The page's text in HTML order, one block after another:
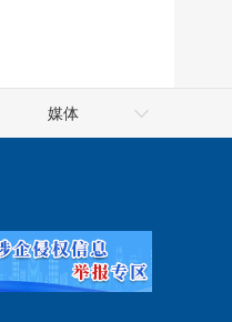
媒体
天山网
新华网